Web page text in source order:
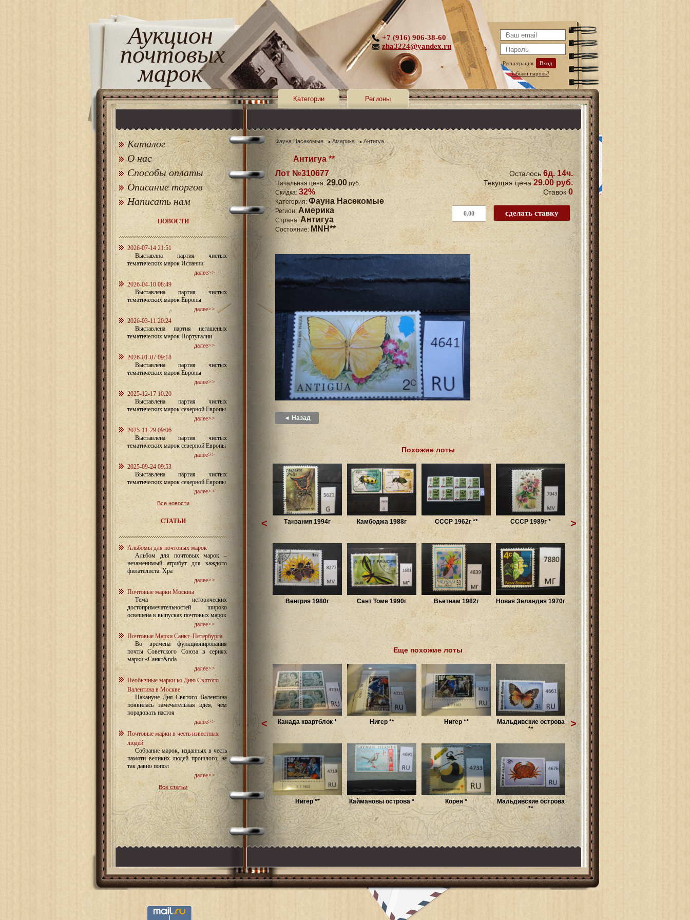
Аукцион
почтовых
марок Регистрация
Вход
Забыли пароль?
+7 (916) 906-38-60
zha3224@yandex.ru
Категории Регионы
Каталог
О нас
Способы оплаты
Описание торгов
Написать нам
НОВОСТИ
2026-07-14 21:51
Выставлна партия чистых
тематических марок Испании
далее>>
2026-04-10 08:49
Выставлена партия чистых
тематических марок Европы
далее>>
2026-03-11 20:24
Выставлена партия негашеных
тематических марок Португалии
далее>>
2026-01-07 09:18
Выставлена партия чистых
тематических марок Европы
далее>>
2025-12-17 10:20
Выставлена партия чистых
тематических марок северной Европы
далее>>
2025-11-29 09:06
Выставлена партия чистых
тематических марок северной Европы
далее>>
2025-09-24 09:53
Выставлена партия чистых
тематических марок северной Европы
далее>>
Все новости
СТАТЬИ
Альбомы для почтовых марок
Альбом для почтовых марок –
незаменимый атрибут для каждого
филателиста. Хра
далее>>
Почтовые марки Москвы
Тема исторических
достопримечательностей широко
освещена в выпусках почтовых марок
далее>>
Почтовые Марки Санкт–Петербурга
Во времена функционирования
почты Советского Союза в сериях
марки «Санкт&nda
далее>>
Необычные марки ко Дню Святого
Валентина в Москве
Накануне Дня Святого Валентина
появилась замечательная идея, чем
порадовать настоя
далее>>
Почтовые марки в честь известных
людей
Собрание марок, изданных в честь
памяти великих людей прошлого, не
так давно попол
далее>>
Все статьи
Фауна Насекомые Америка Антигуа
Антигуа **
Лот №310677
Начальная цена: 29.00руб.
Скидка: 32%
Категория: Фауна Насекомые
Регион: Америка
Страна: Антигуа
Состояние: MNH**
Осталось6д. 14ч.
Текущая цена 29.00 руб.
Ставок 0
◄ Назад
Похожие лоты
Танзания 1994г Камбоджа 1988г СССР 1962г ** СССР 1989г *
Венгрия 1980г Сант Томе 1990г Вьетнам 1982г Новая Зеландия 1970г
< >
Еще похожие лоты
Канада квартблок * Нигер ** Нигер **
Мальдивские острова
**
Нигер ** Каймановы острова * Корея *
Мальдивские острова
**
< >